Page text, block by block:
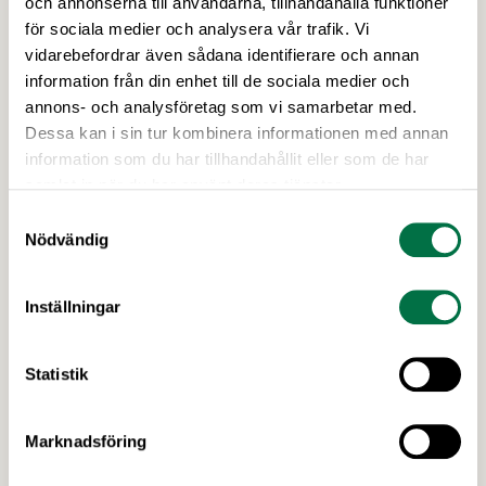
för sociala medier och analysera vår trafik. Vi
vidarebefordrar även sådana identifierare och annan
information från din enhet till de sociala medier och
annons- och analysföretag som vi samarbetar med.
Dessa kan i sin tur kombinera informationen med annan
information som du har tillhandahållit eller som de har
Nödvändig
Inställningar
Statistik
Marknadsföring
frukostmöte. Vilka är de viktigaste
livsmedelstrenderna våren 2020? Hur går det för
branschen ekonomiskt? Vad händer i omvärlden
som företagen måste ha koll på? Svaren får vi från
Livsmedelsföretagens chefekonom Carl Eckerdal
och Lennart Wallander, vd på Food & Friends.
God tillväxt i tredje kvartalet, men det
grova våldet oroar